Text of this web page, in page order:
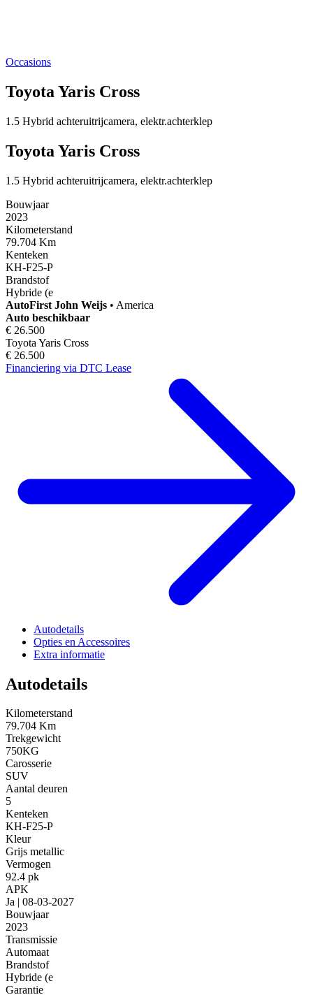
Occasions
Toyota Yaris Cross
1.5 Hybrid achteruitrijcamera, elektr.achterklep
Toyota Yaris Cross
1.5 Hybrid achteruitrijcamera, elektr.achterklep
Bouwjaar
2023
Kilometerstand
79.704 Km
Kenteken
KH-F25-P
Brandstof
Hybride (e
AutoFirst John Weijs • America
Auto beschikbaar
€ 26.500
Toyota Yaris Cross
€ 26.500
Financiering via DTC Lease
Autodetails
Opties en Accessoires
Extra informatie
Autodetails
Kilometerstand
79.704 Km
Trekgewicht
750KG
Carosserie
SUV
Aantal deuren
5
Kenteken
KH-F25-P
Kleur
Grijs metallic
Vermogen
92.4 pk
APK
Ja | 08-03-2027
Bouwjaar
2023
Transmissie
Automaat
Brandstof
Hybride (e
Garantie